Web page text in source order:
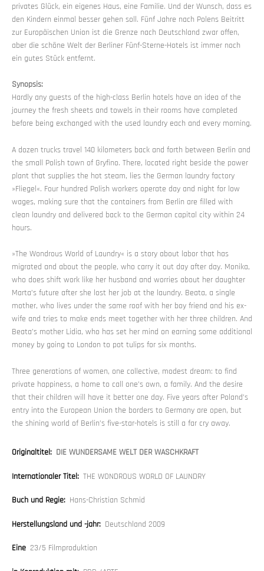
privates Glück, ein eigenes Haus, eine Familie. Und der Wunsch, dass es
den Kindern einmal besser gehen soll. Fünf Jahre nach Polens Beitritt
zur Europäischen Union ist die Grenze nach Deutschland zwar offen,
aber die schöne Welt der Berliner Fünf-Sterne-Hotels ist immer noch
ein gutes Stück entfernt.
Synopsis:
Hardly any guests of the high-class Berlin hotels have an idea of the
journey the fresh sheets and towels in their rooms have completed
before being exchanged with the used laundry each and every morning.
A dozen trucks travel 140 kilometers back and forth between Berlin and
the small Polish town of Gryfino. There, located right beside the power
plant that supplies the hot steam, lies the German laundry factory
»Fliegel«. Four hundred Polish workers operate day and night for low
wages, making sure that the containers from Berlin are filled with
clean laundry and delivered back to the German capital city within 24
hours.
»The Wondrous World of Laundry« is a story about labor that has
migrated and about the people, who carry it out day after day. Monika,
who does shift work like her husband and worries about her daughter
Marta’s future after she lost her job at the laundry. Beata, a single
mother, who lives under the same roof with her boy friend and his ex-
wife and tries to make ends meet together with her three children. And
Beata’s mother Lidia, who has set her mind on earning some additional
money by going to London to pot tulips for six months.
Three generations of women, one collective, modest dream: to find
private happiness, a home to call one’s own, a family. And the desire
that their children will have it better one day. Five years after Poland’s
entry into the European Union the borders to Germany are open, but
the shining world of Berlin’s five-star-hotels is still a far cry away.
Originaltitel: DIE WUNDERSAME WELT DER WASCHKRAFT
Internationaler Titel: THE WONDROUS WORLD OF LAUNDRY
Buch und Regie: Hans-Christian Schmid
Herstellungsland und -jahr: Deutschland 2009
Eine 23/5 Filmproduktion